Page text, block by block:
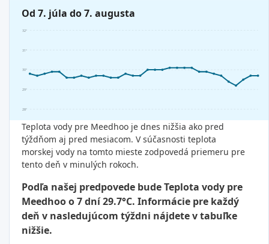
Od 7. júla do 7. augusta
28°
29°
30°
31°
32°
Teplota vody pre Meedhoo je dnes nižšia ako pred
týždňom aj pred mesiacom. V súčasnosti teplota
morskej vody na tomto mieste zodpovedá priemeru pre
tento deň v minulých rokoch.
Podľa našej predpovede bude Teplota vody pre
Meedhoo o 7 dní 29.7°C. Informácie pre každý
deň v nasledujúcom týždni nájdete v tabuľke
nižšie.